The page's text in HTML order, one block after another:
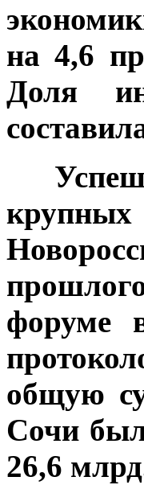
на 4,6
Доля
форуме
общую
Сочи
26,6